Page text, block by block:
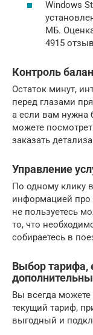
Windows
МБ.
4915
Контроль
Остаток минут,
перед глазами
а если вам нужна
можете
заказать
Управление
По одному клику
информацией про
не пользуетесь
то, что
собираетесь в
Выбор тарифа,
Вы всегда
текущий тариф,
выгодный и